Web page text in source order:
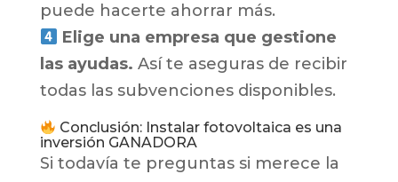
puede hacerte ahorrar más.
Elige una empresa que gestione
las ayudas. Así te aseguras de recibir
todas las subvenciones disponibles.
Conclusión: Instalar fotovoltaica es una
inversión GANADORA
Si todavía te preguntas si merece la